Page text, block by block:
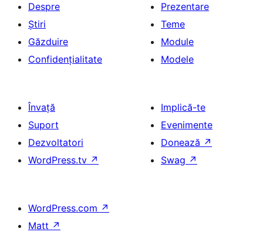
Despre
Știri
Găzduire
Confidențialitate
Prezentare
Teme
Module
Modele
Învață
Suport
Dezvoltatori
WordPress.tv ↗
Implică-te
Evenimente
Donează ↗
Swag ↗
WordPress.com ↗
Matt ↗